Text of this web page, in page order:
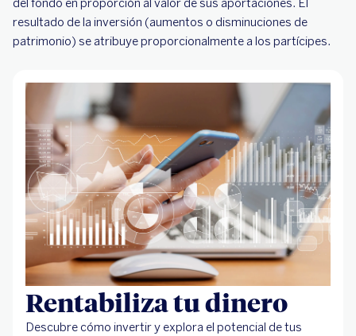
del fondo en proporción al valor de sus aportaciones. El
resultado de la inversión (aumentos o disminuciones de
patrimonio) se atribuye proporcionalmente a los partícipes.
Rentabiliza tu dinero
Descubre cómo invertir y explora el potencial de tus